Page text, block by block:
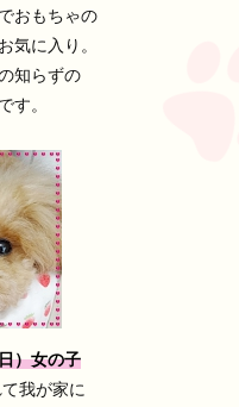
おもちゃの
気に入り。
知らずの
す。
）女の子
我が家に